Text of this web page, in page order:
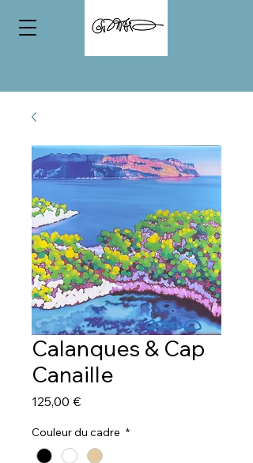
Calanques & Cap
Canaille
125,00 €Precio
Couleur du cadre *